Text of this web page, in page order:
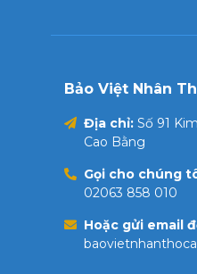
Bảo Việt Nhân
Địa chỉ: Số 91
Cao Bằng
Gọi cho chúng
02063 858 010
Hoặc gửi email